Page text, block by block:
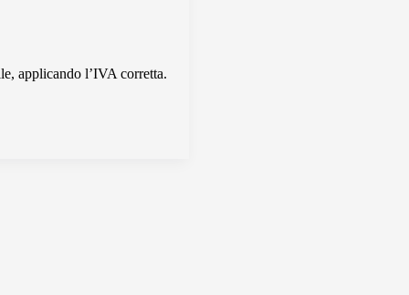
applicando l’IVA corretta.